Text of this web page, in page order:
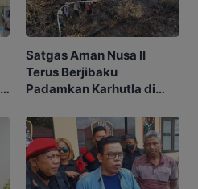
Satgas Aman Nusa II
Terus Berjibaku
Padamkan Karhutla di